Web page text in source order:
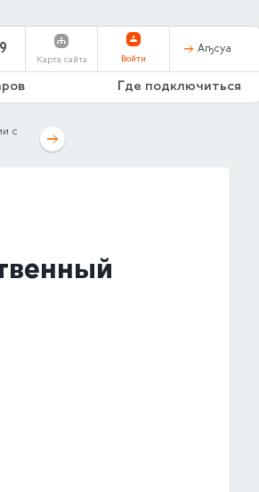
Карта сайта Войти
Аҧсуа
Где подключиться
с